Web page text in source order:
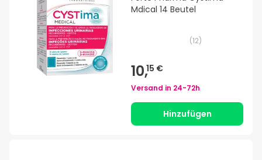
Mdical 14 Beutel
(12)
10,15 €
Versand in 24-72h
Hinzufügen